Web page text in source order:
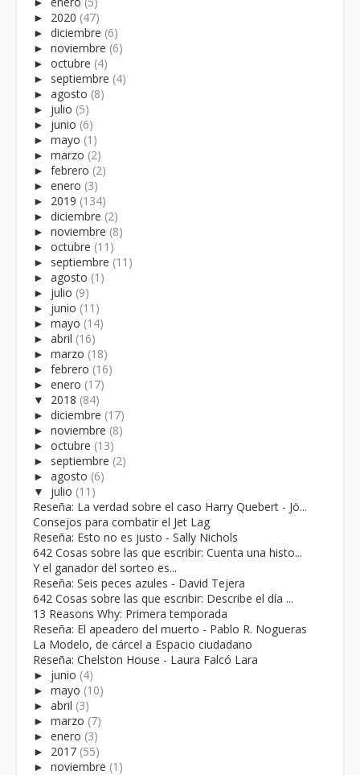
► 2020 (47)
► diciembre (6)
► noviembre (6)
► octubre (4)
► septiembre (4)
► agosto (8)
► julio (5)
► junio (6)
► mayo (1)
► marzo (2)
► febrero (2)
► enero (3)
► 2019 (134)
► diciembre (2)
► noviembre (8)
► octubre (11)
► septiembre (11)
► agosto (1)
► julio (9)
► junio (11)
► mayo (14)
► abril (16)
► marzo (18)
► febrero (16)
► enero (17)
▼
2018 (84)
► diciembre (17)
► noviembre (8)
► octubre (13)
► septiembre (2)
► agosto (6)
▼
julio (11)
Reseña: La verdad sobre el caso Harry Quebert - Jö...
Consejos para combatir el Jet Lag
Reseña: Esto no es justo - Sally Nichols
642 Cosas sobre las que escribir: Cuenta una histo...
Y el ganador del sorteo es...
Reseña: Seis peces azules - David Tejera
642 Cosas sobre las que escribir: Describe el día ...
13 Reasons Why: Primera temporada
Reseña: El apeadero del muerto - Pablo R. Nogueras
La Modelo, de cárcel a Espacio ciudadano
Reseña: Chelston House - Laura Falcó Lara
► junio (4)
► mayo (10)
► abril (3)
► marzo (7)
► enero (3)
► 2017 (55)
► noviembre (1)